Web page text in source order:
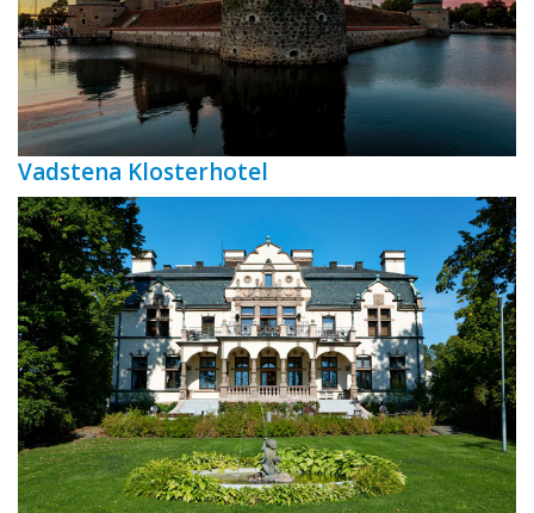
Vadstena Klosterhotel